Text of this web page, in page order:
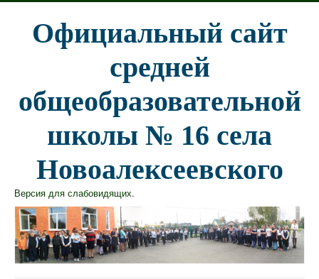
Официальный сайт
средней
общеобразовательной
школы № 16 села
Новоалексеевского
Версия для слабовидящих.